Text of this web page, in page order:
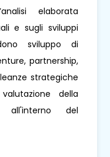
elaborata
e sugli sviluppi
sviluppo di
partnership,
strategiche
della
all'interno del